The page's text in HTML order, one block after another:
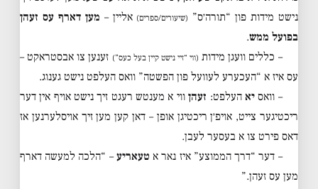
נישט מידות פון “תורה׳ס” (שיעורים/ספרים) אליין – מען דארף עס זעהן
בפועל ממש.
– כללים וועגן מידות (ווי “זיי נישט קיין בעל כעס”) זענען צו אבסטראקט –
עס איז א “העכערע לעוועל פון הפשטה” וואס העלפט נישט גענוג.
– וואסיא העלפט: זעהןווי א מענטש רעגט זיך נישט אויף אין דער
ריכטיגער צייט, אויפ׳ן ריכטיגן אופן – דאן קען מען זיך אויסלערנען אז
דאס פירט צו א בעסער לעבן.
– דער “דרך הממוצע” איז נאר א טעאריע – “הלכה למעשה דארף
מען עס זעהן.”